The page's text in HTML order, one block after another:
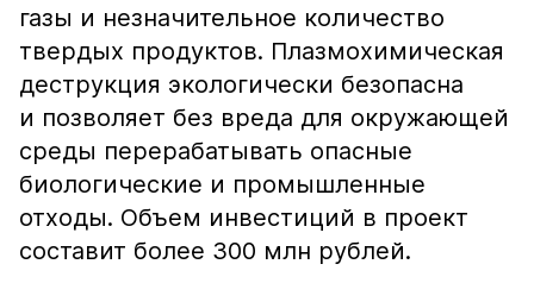
газы и незначительное количество
твердых продуктов. Плазмохимическая
деструкция экологически безопасна
и позволяет без вреда для окружающей
среды перерабатывать опасные
биологические и промышленные
отходы. Объем инвестиций в проект
составит более 300 млн рублей.